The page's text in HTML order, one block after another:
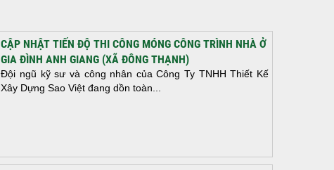
CẬP NHẬT TIẾN ĐỘ THI CÔNG MÓNG CÔNG TRÌNH NHÀ Ở
GIA ĐÌNH ANH GIANG (XÃ ĐÔNG THẠNH)
Đội ngũ kỹ sư và công nhân của Công Ty TNHH Thiết Kế
Xây Dựng Sao Việt đang dồn toàn...